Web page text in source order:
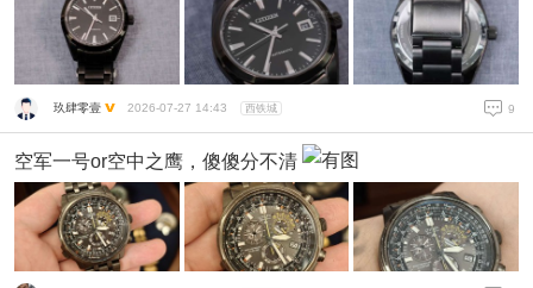
玖肆零壹 2026-07-27 14:43 西铁城 9
空军一号or空中之鹰，傻傻分不清